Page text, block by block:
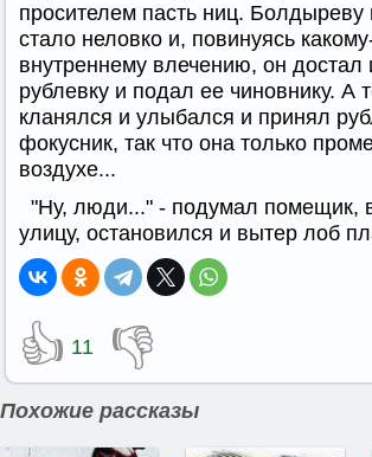
просителем пасть ниц. Болдыреву
стало неловко и, повинуясь
внутреннему влечению, он достал
рублевку и подал ее чиновнику. А
кланялся и улыбался и принял
фокусник, так что она только
воздухе...
"Ну, люди..." - подумал помещик,
улицу, остановился и вытер лоб
👍 11 👎
Похожие рассказы